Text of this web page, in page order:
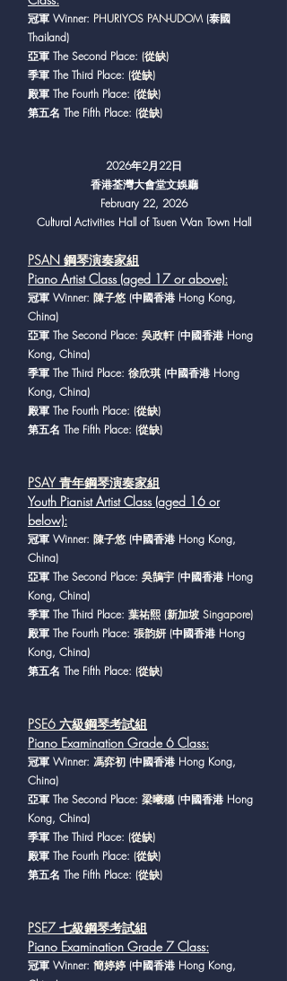
冠軍 Winner: PHURIYOS PAN-UDOM(泰國
Thailand)
亞軍 The Second Place: (從缺)
季軍 The Third Place: (從缺)
殿軍 The Fourth Place: (從缺)
第五名 The Fifth Place: (從缺)
2026年2月22日
香港荃灣大會堂文娛廳
February 22, 2026
Cultural Activities Hall of Tsuen Wan Town Hall
PSAN 鋼琴演奏家組
Piano Artist Class (aged 17 or above):
冠軍 Winner: 陳子悠 (中國香港 Hong Kong,
China)
亞軍 The Second Place: 吳政軒 (中國香港 Hong
Kong, China)
季軍 The Third Place: 徐欣琪 (中國香港 Hong
Kong, China)
殿軍 The Fourth Place: (從缺)
第五名 The Fifth Place: (從缺)
PSAY 青年鋼琴演奏家組
Youth Pianist Artist Class (aged 16 or
below):
冠軍 Winner: 陳子悠 (中國香港 Hong Kong,
China)
亞軍 The Second Place: 吳鵠宇 (中國香港 Hong
Kong, China)
季軍 The Third Place: 葉祐熙 (新加坡 Singapore)
殿軍 The Fourth Place: 張韵妍 (中國香港 Hong
Kong, China)
第五名 The Fifth Place: (從缺)
PSE6 六級鋼琴考試組
Piano Examination Grade 6 Class:
冠軍 Winner: 馮弈初 (中國香港 Hong Kong,
China)
亞軍 The Second Place: 梁曦穗(中國香港 Hong
Kong, China)
季軍 The Third Place: (從缺)
殿軍 The Fourth Place: (從缺)
第五名 The Fifth Place: (從缺)
PSE7 七級鋼琴考試組
Piano Examination Grade 7 Class:
冠軍 Winner: 簡婷婷 (中國香港 Hong Kong,